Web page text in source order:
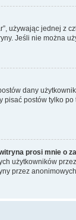
używając jednej
Jeśli nie można
dany
postów tylko
prosi mnie o
użytkowników
przez